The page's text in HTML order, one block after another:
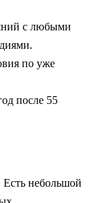
с любыми
по уже
после 55
Есть небольшой